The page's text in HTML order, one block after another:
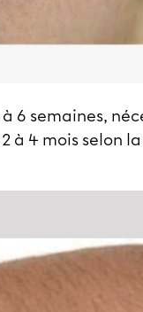
6 semaines,
à 4 mois selon